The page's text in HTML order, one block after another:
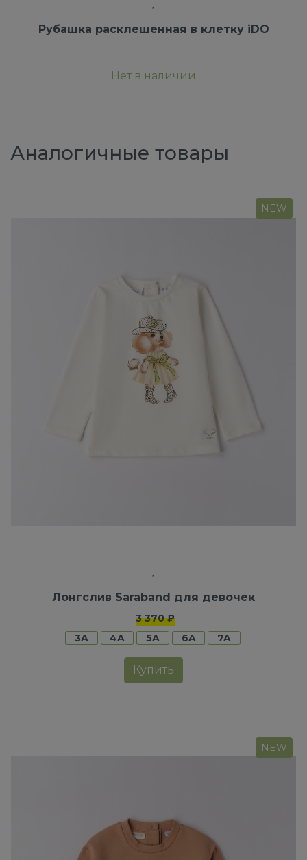
Рубашка расклешенная в клетку iDO
Нет в наличии
Аналогичные товары
NEW
Лонгслив Saraband для девочек
3 370 ₽
3A
4A 5A 6A 7A
Купить
NEW